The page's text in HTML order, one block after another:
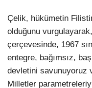
Çelik, hükümetin
olduğunu
çerçevesinde, 1967
entegre, bağımsız,
devletini savunuyoruz
Milletler